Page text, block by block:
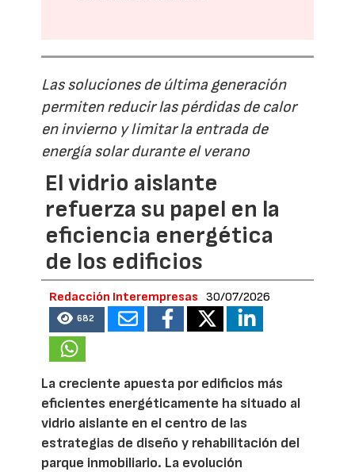
Las soluciones de última generación
permiten reducir las pérdidas de calor
en invierno y limitar la entrada de
energía solar durante el verano
El vidrio aislante
refuerza su papel en la
eficiencia energética
de los edificios
Redacción Interempresas 30/07/2026
682
La creciente apuesta por edificios más
eficientes energéticamente ha situado al
vidrio aislante en el centro de las
estrategias de diseño y rehabilitación del
parque inmobiliario. La evolución